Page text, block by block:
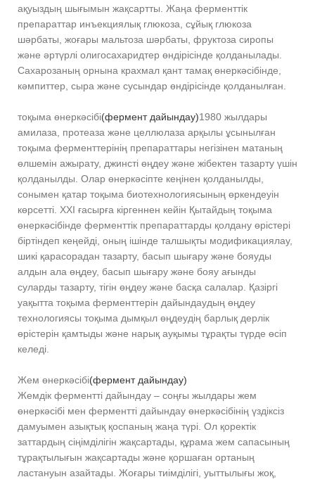
ақуыздың шығымын жақсартты. Жаңа ферменттік
препараттар инъекциялық глюкоза, сұйық глюкоза
шәрбаты, жоғары мальтоза шәрбаты, фруктоза сиропы
және әртүрлі олигосахаридтер өндірісінде қолданылады.
Сахарозаның орнына крахмал қант тамақ өнеркәсібінде,
кәмпиттер, сыра және сусындар өндірісінде қолданылған.
тоқыма өнеркәсібі(фермент дайындау)1980 жылдары
амилаза, протеаза және целлюлаза арқылы ұсынылған
тоқыма ферменттерінің препараттары негізінен матаның
өлшемін ажырату, джинсті өңдеу және жібектен тазарту үшін
қолданылды. Олар өнеркәсіпте кеңінен қолданылды,
сонымен қатар тоқыма биотехнологиясының өркендеуін
көрсетті. ХХІ ғасырға кіргеннен кейін Қытайдың тоқыма
өнеркәсібінде ферменттік препараттарды қолдану өрістері
біртіндеп кеңейді, оның ішінде талшықты модификациялау,
шикі қарасорадан тазарту, басып шығару және бояуды
алдын ала өңдеу, басып шығару және бояу ағынды
суларды тазарту, тігін өңдеу және басқа салалар. Қазіргі
уақытта тоқыма ферменттерін дайындаудың өңдеу
технологиясы тоқыма дымқыл өңдеудің барлық дерлік
өрістерін қамтыды және нарық ауқымы тұрақты түрде өсіп
келеді.
Жем өнеркәсібі(фермент дайындау)
Жемдік ферментті дайындау – соңғы жылдары жем
өнеркәсібі мен ферментті дайындау өнеркәсібінің үздіксіз
дамуымен азықтық қоспаның жаңа түрі. Ол қоректік
заттардың сіңімділігін жақсартады, құрама жем сапасының
тұрақтылығын жақсартады және қоршаған ортаның
ластануын азайтады. Жоғары тиімділігі, уыттылығы жоқ,